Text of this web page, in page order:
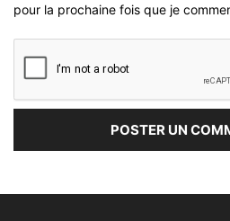
pour la prochaine fois que je